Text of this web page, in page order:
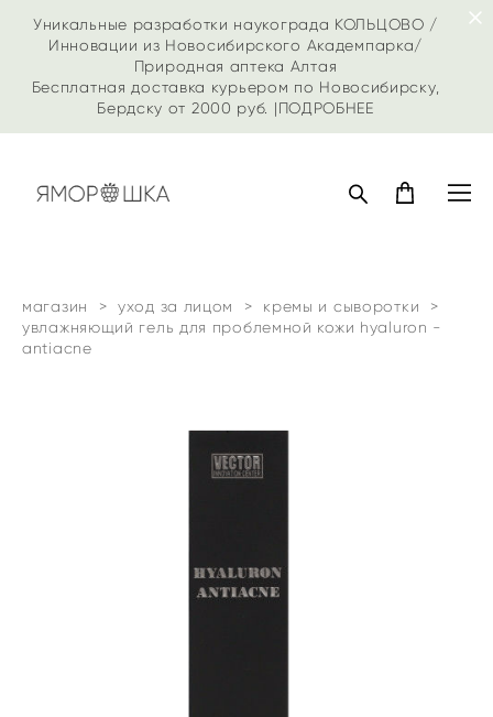
Уникальные разработки наукограда КОЛЬЦОВО /
Инновации из Новосибирского Академпарка/
Природная аптека Алтая
Бесплатная доставка курьером по Новосибирску,
Бердску от 2000 руб. |ПОДРОБНЕЕ
магазин > уход за лицом > кремы и сыворотки
>
увлажняющий гель для проблемной кожи hyaluron -
antiacne